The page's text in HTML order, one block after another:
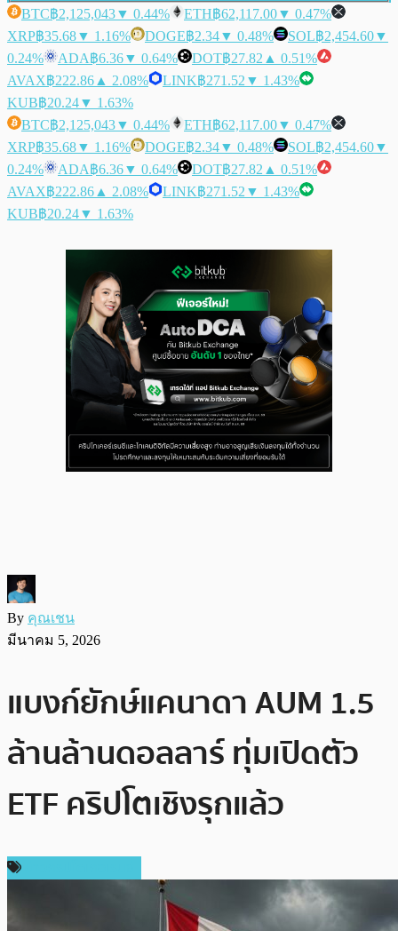
BTC฿2,125,043▼ 0.44% ETH฿62,117.00▼ 0.47%
XRP฿35.68▼ 1.16% DOGE฿2.34▼ 0.48% SOL฿2,454.60▼
0.24%
ADA฿6.36▼ 0.64% DOT฿27.82 ▲ 0.51%
AVAX฿222.86 ▲ 2.08% LINK฿271.52 ▼ 1.43%
KUB฿20.24▼ 1.63%
BTC฿2,125,043▼ 0.44% ETH฿62,117.00▼ 0.47%
XRP฿35.68▼ 1.16% DOGE฿2.34▼ 0.48% SOL฿2,454.60▼
0.24%
ADA฿6.36▼ 0.64% DOT฿27.82 ▲ 0.51%
AVAX฿222.86 ▲ 2.08% LINK฿271.52 ▼ 1.43%
KUB฿20.24▼ 1.63%
By คุณเชน
มีนาคม 5, 2026
แบงก์ยักษ์แคนาดา AUM 1.5
ล้านล้านดอลลาร์ ทุ่มเปิดตัว
ETF คริปโตเชิงรุกแล้ว